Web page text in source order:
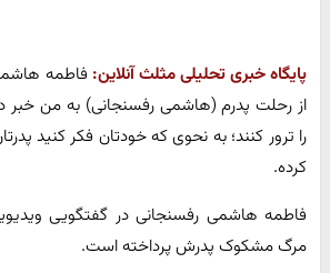
پایگاه خبری تحلیلی مثلث آنلاین: فاطمه
از رحلت پدرم (هاشمی رفسنجانی) به من خبر
را ترور کنند؛ به نحوی که خودتان فکر کنید
کرده.
فاطمه هاشمی رفسنجانی در گفتگویی
مرگ مشکوک پدرش پرداخته است.